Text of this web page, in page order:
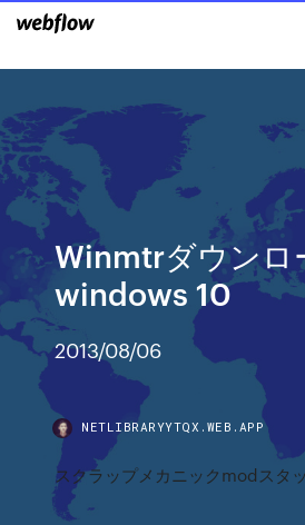
Winmtrダウンロ
windows 10
2013/08/06
NETLIBRARYYTQX.WEB.APP
スクラップメカニックmodスタ